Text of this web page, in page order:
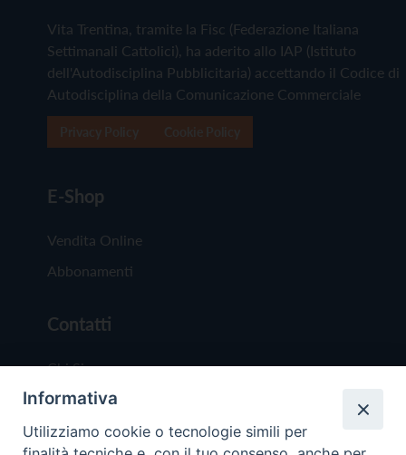
Vita Trentina, tramite la Fisc (Federazione Italiana
Settimanali Cattolici), ha aderito allo IAP (Istituto
dell'Autodisciplina Pubblicitaria) accettando il Codice di
Autodisciplina della Comunicazione Commerciale
E-Shop
Vendita Online
Abbonamenti
Contatti
Chi Siamo
Redazione
Scrivici
Informativa
Utilizziamo cookie o tecnologie simili per